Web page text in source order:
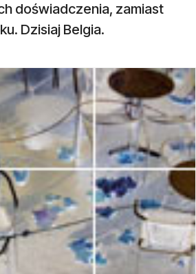
doświadczenia, zamiast
Dzisiaj Belgia.